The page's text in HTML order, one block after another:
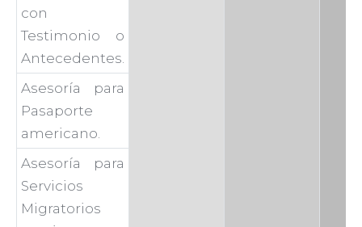
con
Testimonio o
Antecedentes.
Asesoría para
Pasaporte
americano.
Asesoría para
Servicios
Migratorios